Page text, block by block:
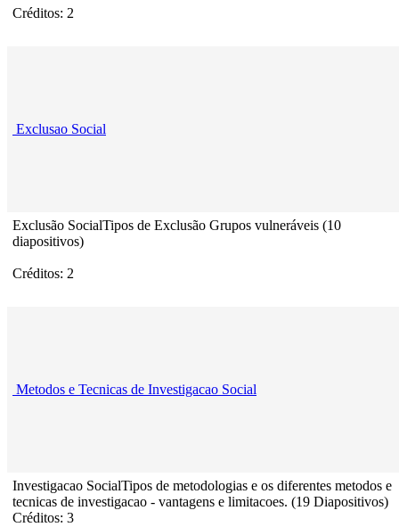
Créditos: 2
Exclusao Social
Exclusão SocialTipos de Exclusão Grupos vulneráveis (10
diapositivos)
Créditos: 2
Metodos e Tecnicas de Investigacao Social
Investigacao SocialTipos de metodologias e os diferentes metodos e
tecnicas de investigacao - vantagens e limitacoes. (19 Diapositivos)
Créditos: 3